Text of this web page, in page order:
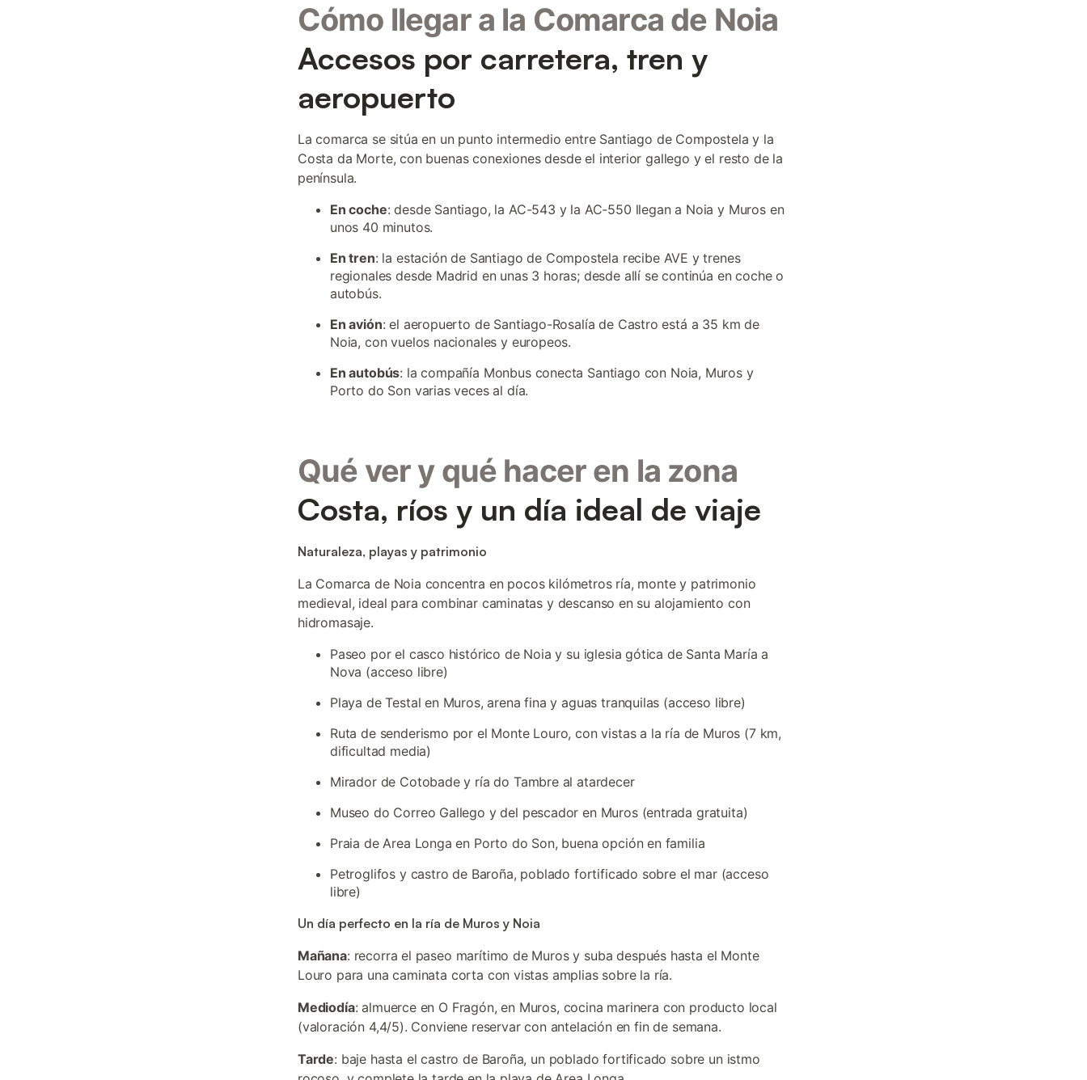
Cómo llegar a la Comarca de Noia
Accesos por carretera, tren y
aeropuerto
La comarca se sitúa en un punto intermedio entre Santiago de Compostela y la
Costa da Morte, con buenas conexiones desde el interior gallego y el resto de la
península.
En coche: desde Santiago, la AC-543 y la AC-550 llegan a Noia y Muros en
unos 40 minutos.
En tren: la estación de Santiago de Compostela recibe AVE y trenes
regionales desde Madrid en unas 3 horas; desde allí se continúa en coche o
autobús.
En avión: el aeropuerto de Santiago-Rosalía de Castro está a 35 km de
Noia, con vuelos nacionales y europeos.
En autobús: la compañía Monbus conecta Santiago con Noia, Muros y
Porto do Son varias veces al día.
Qué ver y qué hacer en la zona
Costa, ríos y un día ideal de viaje
Naturaleza, playas y patrimonio
La Comarca de Noia concentra en pocos kilómetros ría, monte y patrimonio
medieval, ideal para combinar caminatas y descanso en su alojamiento con
hidromasaje.
Paseo por el casco histórico de Noia y su iglesia gótica de Santa María a
Nova (acceso libre)
Playa de Testal en Muros, arena fina y aguas tranquilas (acceso libre)
Ruta de senderismo por el Monte Louro, con vistas a la ría de Muros (7 km,
dificultad media)
Mirador de Cotobade y ría do Tambre al atardecer
Museo do Correo Gallego y del pescador en Muros (entrada gratuita)
Praia de Area Longa en Porto do Son, buena opción en familia
Petroglifos y castro de Baroña, poblado fortificado sobre el mar (acceso
libre)
Un día perfecto en la ría de Muros y Noia
Mañana: recorra el paseo marítimo de Muros y suba después hasta el Monte
Louro para una caminata corta con vistas amplias sobre la ría.
Mediodía: almuerce en O Fragón, en Muros, cocina marinera con producto local
(valoración 4,4/5). Conviene reservar con antelación en fin de semana.
Tarde: baje hasta el castro de Baroña, un poblado fortificado sobre un istmo